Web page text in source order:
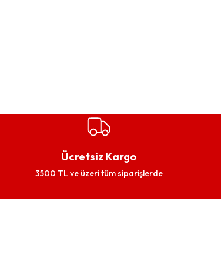
Ücretsiz Kargo
3500 TL ve üzeri tüm siparişlerde